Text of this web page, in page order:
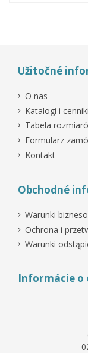
Užitočné
O nas
Katalogi i cenniki
Tabela
Formularz
Kontakt
Obchodné
Warunki
Ochrona i
Warunki
Informácie o